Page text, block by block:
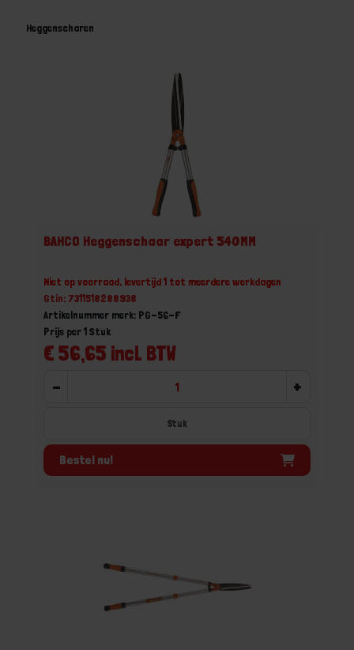
Heggenscharen
BAHCO Heggenschaar expert 540MM
Niet op voorraad, levertijd 1 tot meerdere werkdagen
Gtin: 7311518288938
Artikelnummer merk: PG-56-F
€ 56,65 incl. BTW
Prijs per 1 Stuk
- +
Stuk
Bestel nu!